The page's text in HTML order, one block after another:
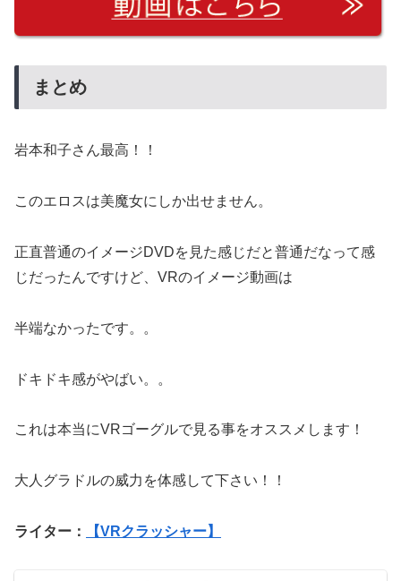
まとめ
岩本和子さん最高！！
このエロスは美魔女にしか出せません。
正直普通のイメージDVDを見た感じだと普通だなって感
じだったんですけど、VRのイメージ動画は
半端なかったです。。
ドキドキ感がやばい。。
これは本当にVRゴーグルで見る事をオススメします！
大人グラドルの威力を体感して下さい！！
ライター： 【VRクラッシャー】